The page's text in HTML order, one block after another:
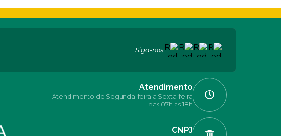
Siga-nos
Atendimento
Atendimento de Segunda-feira a Sexta-feira
das 07h as 18h
CNPJ